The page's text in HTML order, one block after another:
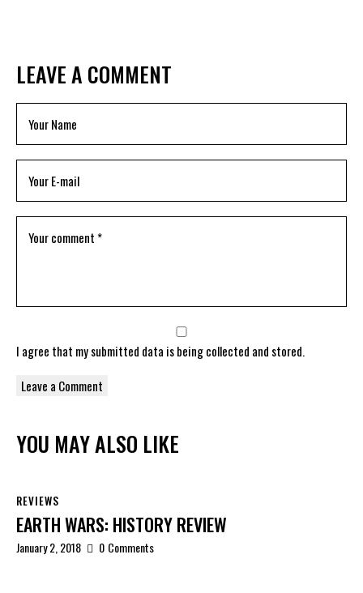
LEAVE A COMMENT
I agree that my submitted data is beingcollected and stored.
YOU MAY ALSO LIKE
REVIEWS
EARTH WARS: HISTORY REVIEW
January 2, 2018 0 Comments